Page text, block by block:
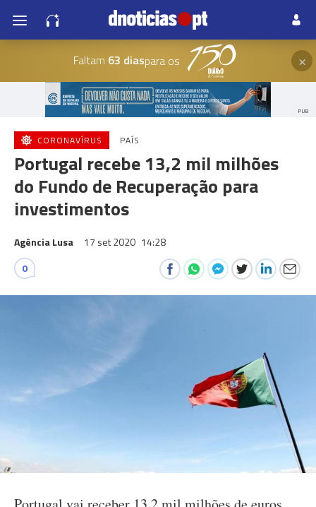
Faltam 63 diaspara os ×
PUB
CORONAVÍRUS PAÍS
Portugal recebe 13,2 mil milhões
do Fundo de Recuperação para
investimentos
Agência Lusa 17 set 2020 14:28
0